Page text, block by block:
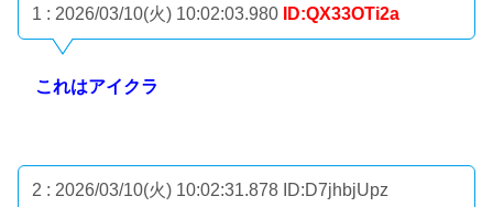
1 : 2026/03/10(火) 10:02:03.980 ID:QX33OTi2a
これはアイクラ
2 : 2026/03/10(火) 10:02:31.878 ID:D7jhbjUpz